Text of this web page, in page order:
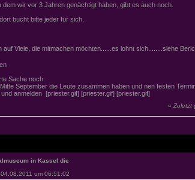
dem wir vor 3 Jahren genächtigt haben, gibt es auch noch.
bucht bitte jeder für sich.
auf Viele, die mitmachen möchten......es lohnt sich........siehe
Sache noch:
September die Leute zusammen haben und nen festen
anmelden [priester.gif] [priester.gif] [priester.gif]
« Zuletzt
in Kassel die
04.08.2011 um 06:51:02